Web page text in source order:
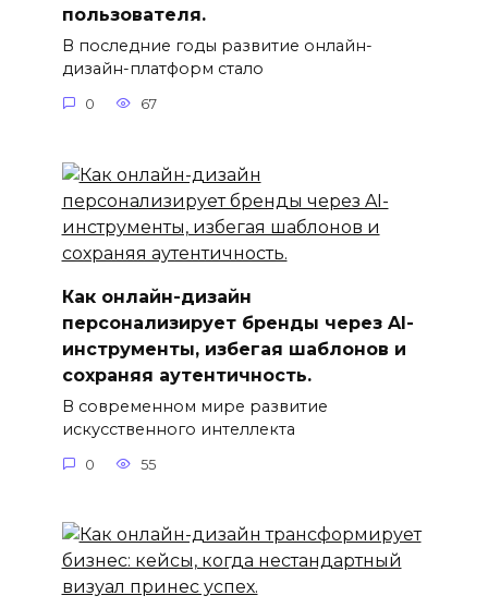
пользователя.
В последние годы развитие онлайн-
дизайн-платформ стало
0 67
Как онлайн-дизайн
персонализирует бренды через AI-
инструменты, избегая шаблонов и
сохраняя аутентичность.
В современном мире развитие
искусственного интеллекта
0 55